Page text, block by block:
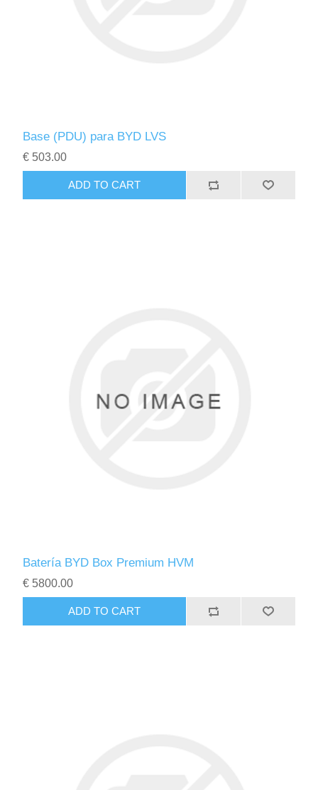
Base (PDU) para BYD LVS
€ 503.00
Batería BYD Box Premium HVM
€ 5800.00